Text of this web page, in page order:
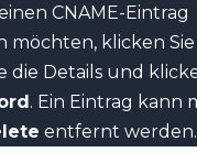
CNAME-Eintrag
möchten, klicken
die Details und
. Ein Eintrag kann
entfernt werden.